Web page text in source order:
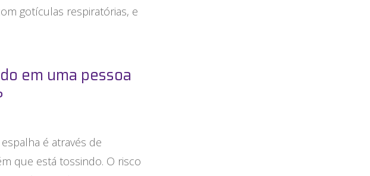
gotículas respiratórias, e
em uma pessoa
é através de
que está tossindo. O risco